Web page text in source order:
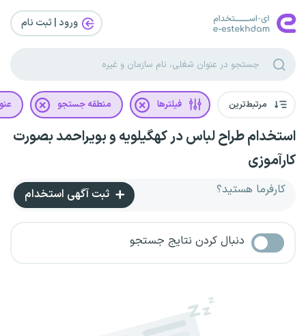
ورود | ثبت‌ نام
مرتبط‌ترین فیلترها منطقه جستجو
استخدام طراح لباس در کهگیلویه و بویراحمد بصورت
کارآموزی
کارفرما هستید؟ ثبت آگهی استخدام
دنبال کردن نتایج جستجو